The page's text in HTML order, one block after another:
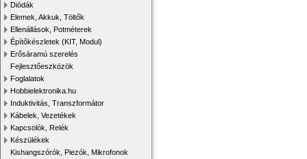
Diódák
Elemek, Akkuk, Töltők
Ellenállások, Potméterek
Építőkészletek (KIT, Modul)
Erősáramú szerelés
Fejlesztőeszközök
Foglalatok
Hobbielektronika.hu
Induktivitás, Transzformátor
Kábelek, Vezetékek
Kapcsolók, Relék
Készülékek
Kishangszórók, Piezók, Mikrofonok